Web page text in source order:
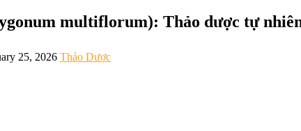
multiflorum): Thảo dược tự
25, 2026 Thảo Dược